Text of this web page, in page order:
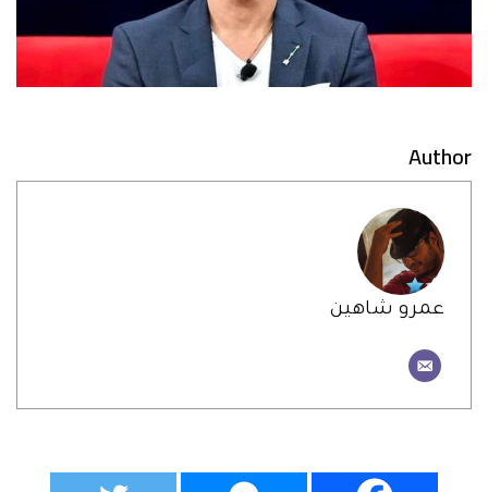
Author
عمرو شاهين